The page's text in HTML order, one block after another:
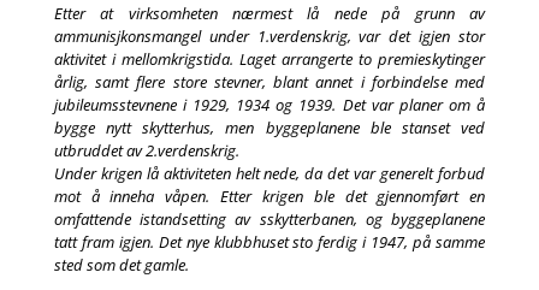
Etter at virksomheten nærmest lå nede på grunn av
ammunisjkonsmangel under 1.verdenskrig, var det igjen stor
aktivitet i mellomkrigstida. Laget arrangerte to premieskytinger
årlig, samt flere store stevner, blant annet i forbindelse med
jubileumsstevnene i 1929, 1934 og 1939. Det var planer om å
bygge nytt skytterhus, men byggeplanene ble stanset ved
utbruddet av 2.verdenskrig.
Under krigen lå aktiviteten helt nede, da det var generelt forbud
mot å inneha våpen. Etter krigen ble det gjennomført en
omfattende istandsetting av sskytterbanen, og byggeplanene
tatt fram igjen. Det nye klubbhuset sto ferdig i 1947, på samme
sted som det gamle.